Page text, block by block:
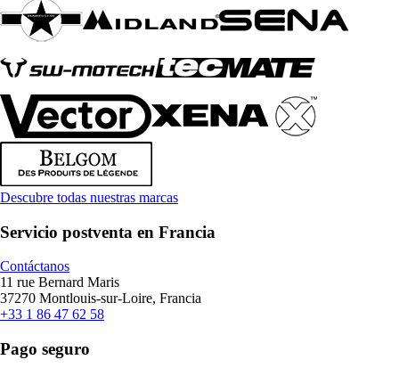
Descubre todas nuestras marcas
Servicio postventa en Francia
Contáctanos
11 rue Bernard Maris
37270 Montlouis-sur-Loire, Francia
+33 1 86 47 62 58
Pago seguro